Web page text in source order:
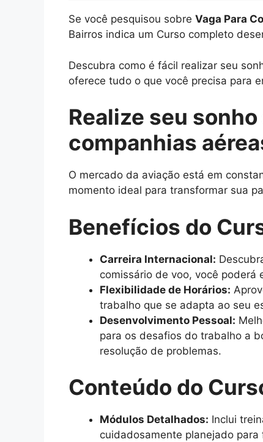
Se você pesquisou sobre Vaga Para
Bairros indica um Curso completo
Descubra como é fácil realizar seu
oferece tudo o que você precisa para
Realize seu
companhias
O mercado da aviação está em
momento ideal para transformar sua
Benefícios do
Carreira Internacional:
comissário de voo, você poderá
Flexibilidade de Horários:
trabalho que se adapta ao seu
Desenvolvimento Pessoal:
para os desafios do trabalho a
resolução de problemas.
Conteúdo do
Módulos Detalhados: Inclui
cuidadosamente planejado